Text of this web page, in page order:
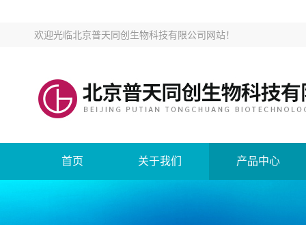
欢迎光临北京普天同创生物科技有限公司网站！
首页 关于我们 产品中心